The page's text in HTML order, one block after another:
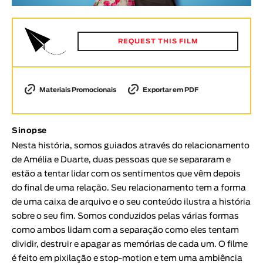
Animar
< / >
Animação
Experimental
Documentário
TÓPICOS
Tópicos selecionados
REQUEST THIS FILM
Materiais Promocionais Exportar em PDF
Sinopse
Nesta história, somos guiados através do relacionamento
de Amélia e Duarte, duas pessoas que se separaram e
estão a tentar lidar com os sentimentos que vêm depois
do final de uma relação. Seu relacionamento tem a forma
de uma caixa de arquivo e o seu conteúdo ilustra a história
sobre o seu fim. Somos conduzidos pelas várias formas
como ambos lidam com a separação como eles tentam
dividir, destruir e apagar as memórias de cada um. O filme
é feito em pixilação e stop-motion e tem uma ambiência